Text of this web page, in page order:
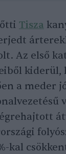
Tisza
Az első
kiderül,
a meder
kal